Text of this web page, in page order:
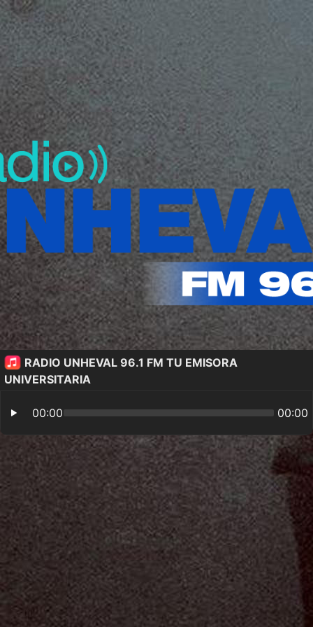
RADIO UNHEVAL 96.1 FM TU EMISORA
UNIVERSITARIA
00:00 00:00